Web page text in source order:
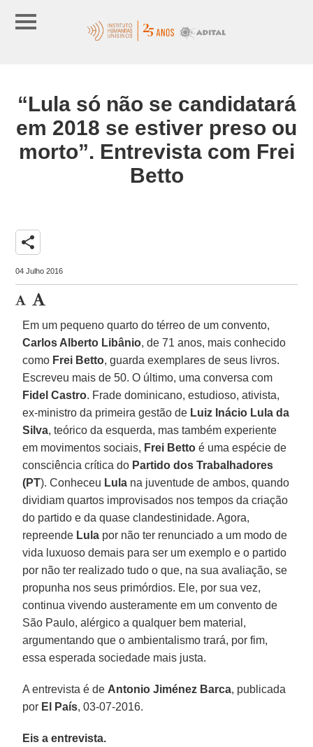
“Lula só não se candidatará
em 2018 se estiver preso ou
morto”. Entrevista com Frei
Betto
share
04 Julho 2016
Em um pequeno quarto do térreo de um convento,
Carlos Alberto Libânio, de 71 anos, mais conhecido
como Frei Betto, guarda exemplares de seus livros.
Escreveu mais de 50. O último, uma conversa com
Fidel Castro. Frade dominicano, estudioso, ativista,
ex-ministro da primeira gestão de Luiz Inácio Lula da
Silva, teórico da esquerda, mas também experiente
em movimentos sociais, Frei Betto é uma espécie de
consciência crítica do Partido dos Trabalhadores
(PT). Conheceu Lula na juventude de ambos, quando
dividiam quartos improvisados nos tempos da criação
do partido e da quase clandestinidade. Agora,
repreende Lula por não ter renunciado a um modo de
vida luxuoso demais para ser um exemplo e o partido
por não ter realizado tudo o que, na sua avaliação, se
propunha nos seus primórdios. Ele, por sua vez,
continua vivendo austeramente em um convento de
São Paulo, alérgico a qualquer bem material,
argumentando que o ambientalismo trará, por fim,
essa esperada sociedade mais justa.
A entrevista é de Antonio Jiménez Barca, publicada
por El País, 03-07-2016.
Eis a entrevista.